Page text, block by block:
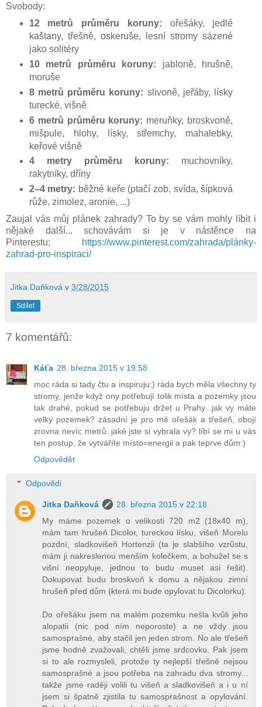
Svobody:
12 metrů průměru koruny: ořešáky, jedlé
kaštany, třešně, oskeruše, lesní stromy sázené
jako solitéry
10 metrů průměru koruny: jabloně, hrušně,
moruše
8 metrů průměru koruny: slivoně, jeřáby, lísky
turecké, višně
6 metrů průměru koruny: meruňky, broskvoně,
mišpule, hlohy, lísky, střemchy, mahalebky,
keřové višně
4 metry průměru koruny: muchovníky,
rakytníky, dříny
2–4 metry: běžné keře (ptačí zob, svída, šípková
růže, zimolez, aronie, ...)
Zaujal vás můj plánek zahrady? To by se vám mohly líbit i
nějaké další... schovávám si je v nástěnce na
Pinterestu:
https://www.pinterest.com/zahrada/plánky-
zahrad-pro-inspiraci/
Jitka Daňková v 3/28/2015
Sdílet
7 komentářů:
Káťa 28. března 2015 v 19:58
moc ráda si tady čtu a inspiruju:) ráda bych měla všechny ty
stromy, jenže když ony potřebují tolik místa a pozemky jsou
tak drahé, pokud se potřebuju držet u Prahy...jak vy máte
velký pozemek? zásadní je pro mě ořešák a třešeň, obojí
zrovna nevíc metrů..jaké jste si vybrala vy? líbí se mi u vás
ten postup, že vytváříte místo=energii a pak teprve dům:)
Odpovědět
Odpovědi
Jitka Daňková
28. března 2015 v 22:18
My máme pozemek o velikosti 720 m2 (18x40 m),
mám tam hrušeň Dicolor, tureckou lísku, višeň Morelu
pozdní, sladkovišeň Hortenzii (ta je slabšího vzrůstu,
mám ji nakreslenou menším kolečkem, a bohužel se s
višní neopyluje, jednou to budu muset asi řešit).
Dokupovat budu broskvoň k domu a nějakou zimní
hrušeň před dům (která mi bude opylovat tu Dicolorku).
Do ořešáku jsem na malém pozemku nešla kvůli jeho
alopatii (nic pod ním neporoste) a ne vždy jsou
samosprašné, aby stačil jen jeden strom. No ale třešeň
jsme hodně zvažovali, chtěli jsme srdcovku. Pak jsem
si to ale rozmysleli, protože ty nejlepší třešně nejsou
samosprašné a jsou potřeba na zahradu dva stromy...
takže jsme raději volili tu višeň a sladkovišeň a i u ní
jsem si špatně zjistila tu samosprašnost a opylování.